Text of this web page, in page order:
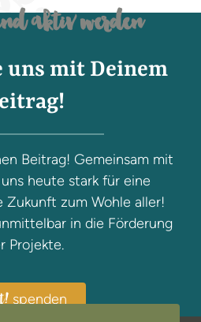
aktiv werden
mit Deinem
Beitrag! Gemeinsam mit
heute stark für eine
zum Wohle aller!
in die Förderung
Projekte.
spenden